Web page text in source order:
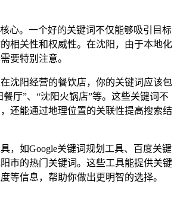
心。一个好的关键词不仅能够吸引目标
相关性和权威性。在沈阳，由于本地化
要特别注意。
沈阳经营的餐饮店，你的关键词应该包
餐厅”、“沈阳火锅店”等。这些关键词不
还能通过地理位置的关联性提高搜索结
，如Google关键词规划工具、百度关键
市的热门关键词。这些工具能提供关键
等信息，帮助你做出更明智的选择。